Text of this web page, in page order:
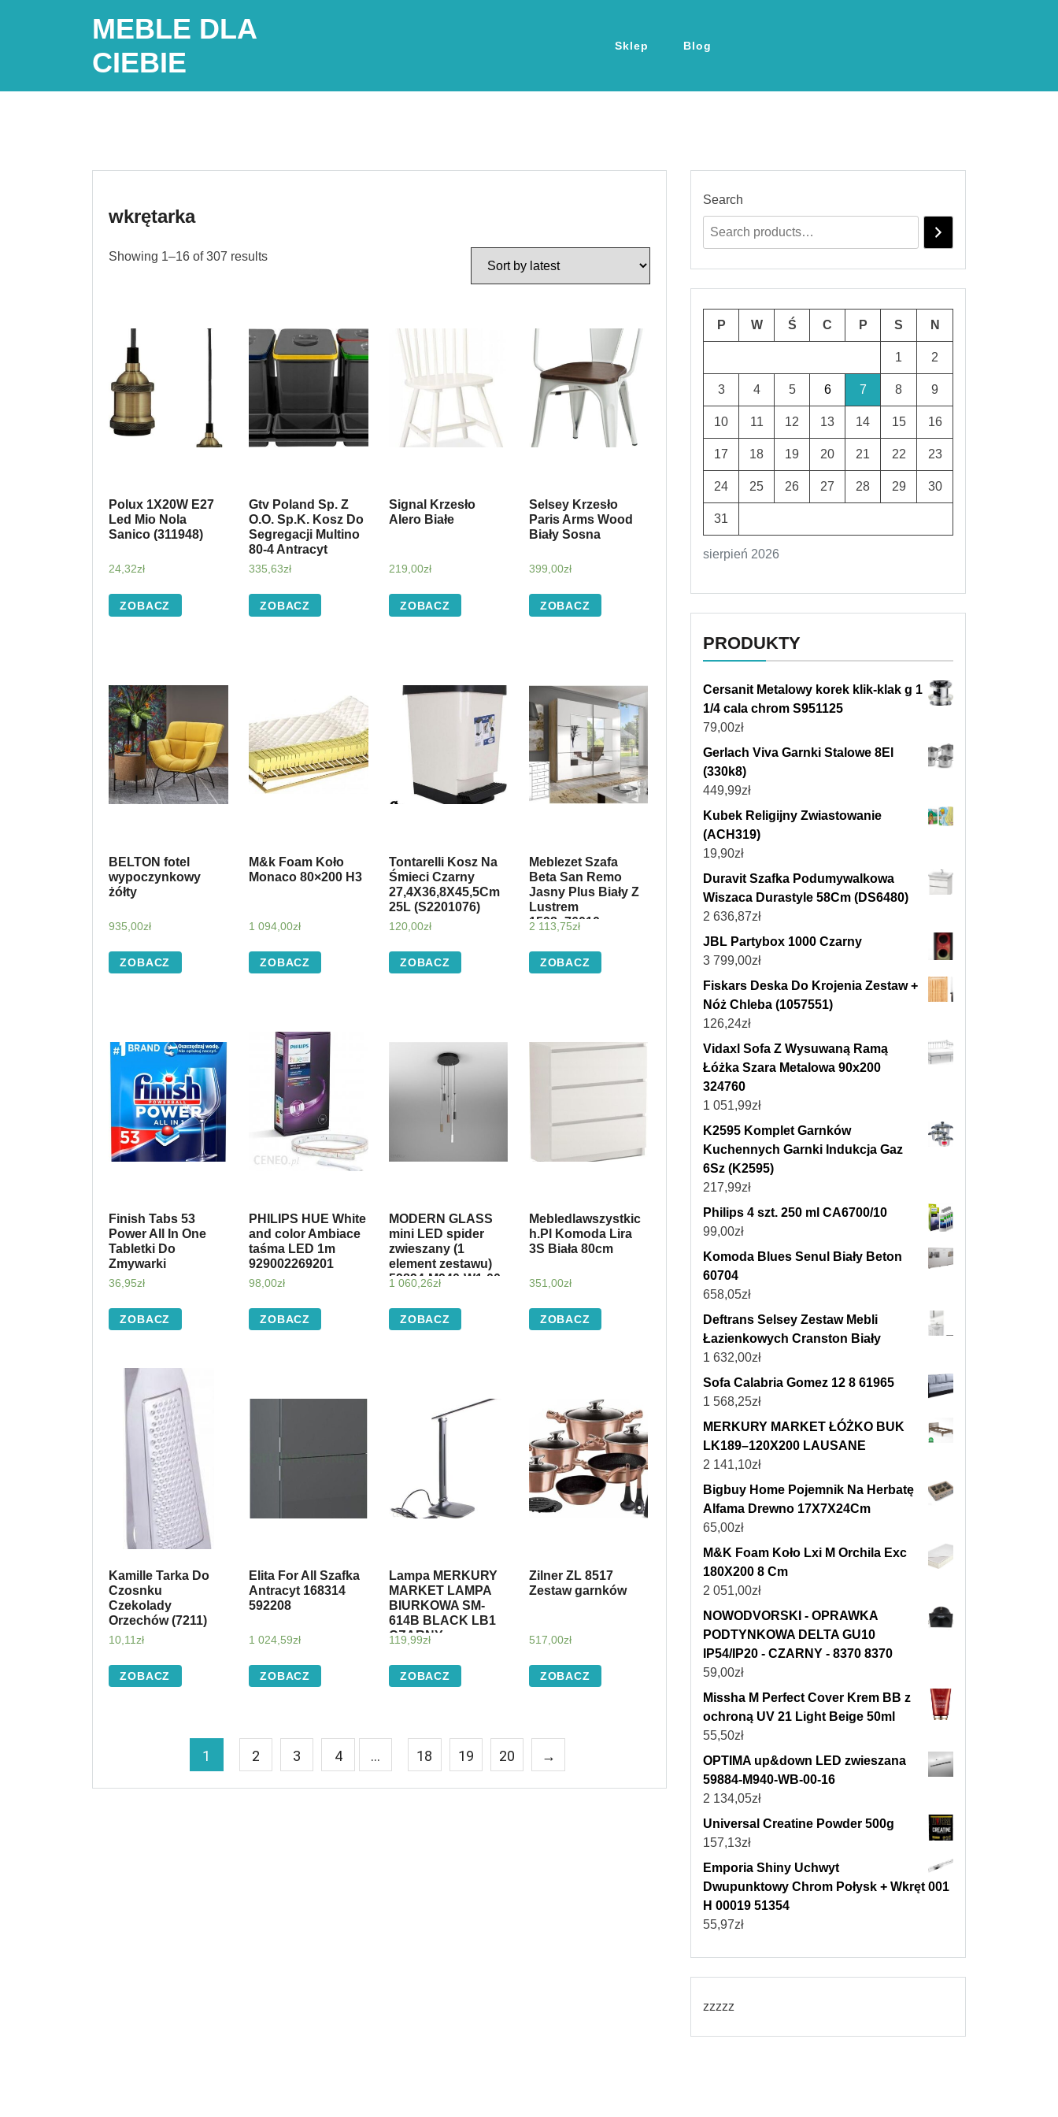
MEBLE DLA
CIEBIE
Sklep Blog
wkrętarka
Showing 1–16 of 307 results
Polux 1X20W E27
Led Mio Nola
Sanico (311948)
24,32zł
ZOBACZ
Gtv Poland Sp. Z
O.O. Sp.K. Kosz Do
Segregacji Multino
80-4 Antracyt
335,63zł
ZOBACZ
Signal Krzesło
Alero Białe
219,00zł
ZOBACZ
Selsey Krzesło
Paris Arms Wood
Biały Sosna
399,00zł
ZOBACZ
BELTON fotel
wypoczynkowy
żółty
935,00zł
ZOBACZ
M&k Foam Koło
Monaco 80×200 H3
1 094,00zł
ZOBACZ
Tontarelli Kosz Na
Śmieci Czarny
27,4X36,8X45,5Cm
25L (S2201076)
120,00zł
ZOBACZ
Meblezet Szafa
Beta San Remo
Jasny Plus Biały Z
Lustrem
1598_76010
2 113,75zł
ZOBACZ
Finish Tabs 53
Power All In One
Tabletki Do
Zmywarki
36,95zł
ZOBACZ
PHILIPS HUE White
and color Ambiace
taśma LED 1m
929002269201
98,00zł
ZOBACZ
MODERN GLASS
mini LED spider
zwieszany (1
element zestawu)
59894-M940-W1-00-
1 060,26zł
ZOBACZ
Mebledlawszystkic
h.Pl Komoda Lira
3S Biała 80cm
351,00zł
ZOBACZ
Kamille Tarka Do
Czosnku
Czekolady
Orzechów (7211)
10,11 zł
ZOBACZ
Elita For All Szafka
Antracyt 168314
592208
1 024,59zł
ZOBACZ
Lampa MERKURY
MARKET LAMPA
BIURKOWA SM-
614B BLACK LB1
CZARNY
119,99zł
ZOBACZ
Zilner ZL 8517
Zestaw garnków
517,00zł
ZOBACZ
1 2 3 4 … 18 19 20 →
Search
sierpień 2026
P W Ś C P S N
1 2
3 4 5 6 7 8 9
10 11 12 13 14 15 16
17 18 19 20 21 22 23
24 25 26 27 28 29 30
31
PRODUKTY
Cersanit Metalowy korek klik-klak g 1
1/4 cala chrom S951125
79,00zł
Gerlach Viva Garnki Stalowe 8El
(330k8)
449,99zł
Kubek Religijny Zwiastowanie
(ACH319)
19,90zł
Duravit Szafka Podumywalkowa
Wiszaca Durastyle 58Cm (DS6480)
2 636,87zł
JBL Partybox 1000 Czarny
3 799,00zł
Fiskars Deska Do Krojenia Zestaw +
Nóż Chleba (1057551)
126,24zł
Vidaxl Sofa Z Wysuwaną Ramą
Łóżka Szara Metalowa 90x200
324760
1 051,99zł
K2595 Komplet Garnków
Kuchennych Garnki Indukcja Gaz
6Sz (K2595)
217,99zł
Philips 4 szt. 250 ml CA6700/10
99,00zł
Komoda Blues Senul Biały Beton
60704
658,05zł
Deftrans Selsey Zestaw Mebli
Łazienkowych Cranston Biały
1 632,00zł
Sofa Calabria Gomez 12 8 61965
1 568,25zł
MERKURY MARKET ŁÓŻKO BUK
LK189–120X200 LAUSANE
2 141,10zł
Bigbuy Home Pojemnik Na Herbatę
Alfama Drewno 17X7X24Cm
65,00zł
M&K Foam Koło Lxi M Orchila Exc
180X200 8 Cm
2 051,00zł
NOWODVORSKI - OPRAWKA
PODTYNKOWA DELTA GU10
IP54/IP20 - CZARNY - 8370 8370
59,00zł
Missha M Perfect Cover Krem BB z
ochroną UV 21 Light Beige 50ml
55,50zł
OPTIMA up&down LED zwieszana
59884-M940-WB-00-16
2 134,05zł
Universal Creatine Powder 500g
157,13zł
Emporia Shiny Uchwyt
Dwupunktowy Chrom Połysk + Wkręt 001
H 00019 51354
55,97zł
zzzzz